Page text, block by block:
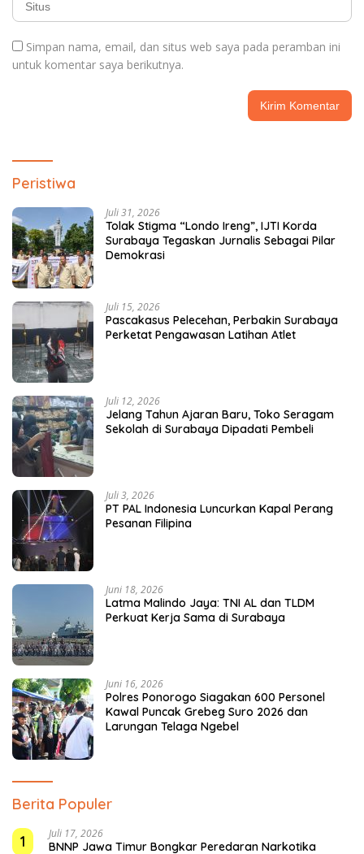
Simpan nama, email, dan situs web saya pada peramban ini
untuk komentar saya berikutnya.
Peristiwa
Juli 31, 2026
Tolak Stigma “Londo Ireng”, IJTI Korda
Surabaya Tegaskan Jurnalis Sebagai Pilar
Demokrasi
Juli 15, 2026
Pascakasus Pelecehan, Perbakin Surabaya
Perketat Pengawasan Latihan Atlet
Juli 12, 2026
Jelang Tahun Ajaran Baru, Toko Seragam
Sekolah di Surabaya Dipadati Pembeli
Juli 3, 2026
PT PAL Indonesia Luncurkan Kapal Perang
Pesanan Filipina
Juni 18, 2026
Latma Malindo Jaya: TNI AL dan TLDM
Perkuat Kerja Sama di Surabaya
Juni 16, 2026
Polres Ponorogo Siagakan 600 Personel
Kawal Puncak Grebeg Suro 2026 dan
Larungan Telaga Ngebel
Berita Populer
1
Juli 17, 2026
BNNP Jawa Timur Bongkar Peredaran Narkotika